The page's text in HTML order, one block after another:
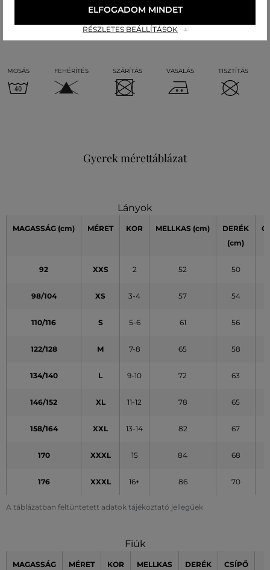
Kezelési útmutató
MOSÁS FEHÉRÍTÉS SZÁRÍTÁS VASALÁS TISZTÍTÁS
Gyerek mérettáblázat
Lányok
A táblázatban feltüntetett adatok tájékoztató jellegűek
MAGASSÁG (cm) MÉRET KOR MELLKAS (cm)
DERÉK
(cm)
92 XXS 2 52 50
98/104 XS 3-4 57 54
110/116 S 5-6 61 56
122/128 M 7-8 65 58
134/140 L 9-10 72 63
146/152 XL 11-12 78 65
158/164 XXL 13-14 82 67
170 XXXL 15 84 68
176 XXXL 16+ 86 70
Fiúk
MAGASSÁG
MÉRET KOR
MELLKAS
DERÉK
CSÍPŐ
RÉSZLETES BEÁLLÍTÁSOK
ELFOGADOM MINDET